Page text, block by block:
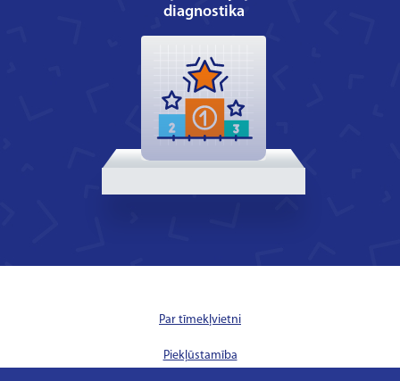
diagnostika
Par tīmekļvietni
Piekļūstamība